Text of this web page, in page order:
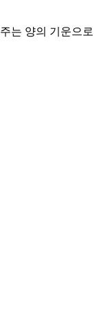
는 양의 기운으로